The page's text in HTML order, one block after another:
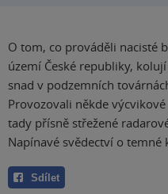
O tom, co prováděli nacisté
území České republiky,
snad v podzemních
Provozovali někde
tady přísně střežené
Napínavé svědectví o temné
Sdílet